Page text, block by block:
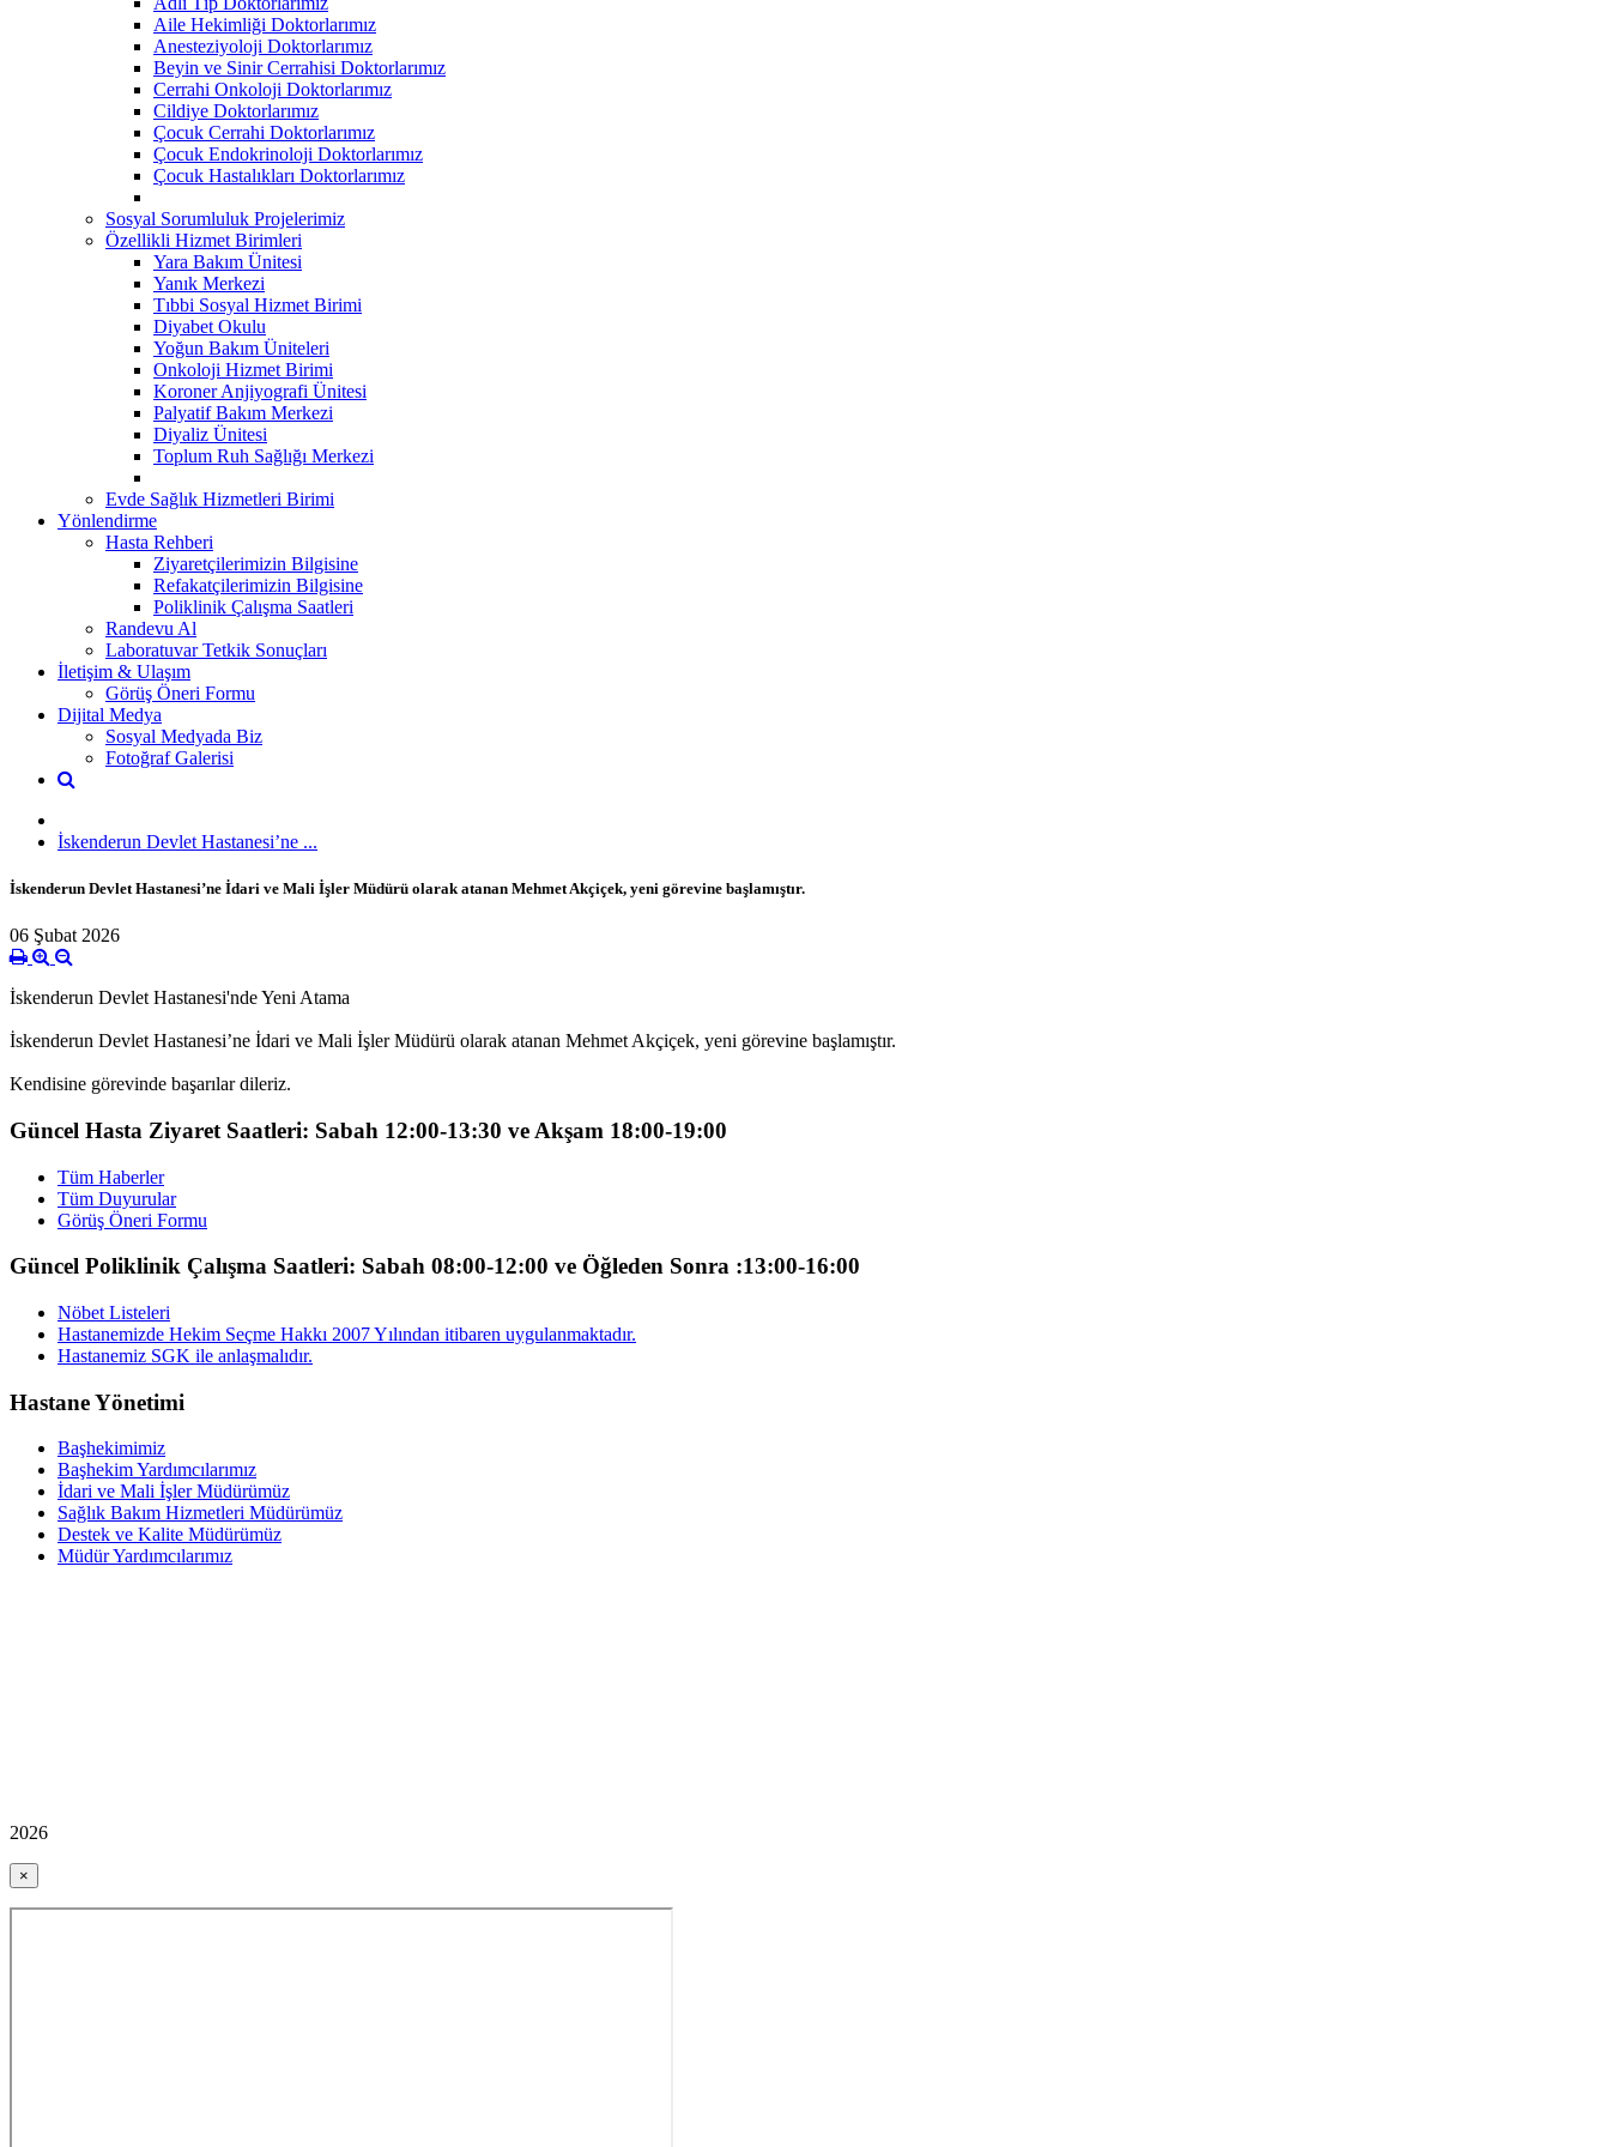
Aile Hekimliği Doktorlarımız
Anesteziyoloji Doktorlarımız
Beyin ve Sinir Cerrahisi Doktorlarımız
Cerrahi Onkoloji Doktorlarımız
Cildiye Doktorlarımız
Çocuk Cerrahi Doktorlarımız
Çocuk Endokrinoloji Doktorlarımız
Çocuk Hastalıkları Doktorlarımız
Sosyal Sorumluluk Projelerimiz
Özellikli Hizmet Birimleri
Yara Bakım Ünitesi
Yanık Merkezi
Tıbbi Sosyal Hizmet Birimi
Diyabet Okulu
Yoğun Bakım Üniteleri
Onkoloji Hizmet Birimi
Koroner Anjiyografi Ünitesi
Palyatif Bakım Merkezi
Diyaliz Ünitesi
Toplum Ruh Sağlığı Merkezi
Evde Sağlık Hizmetleri Birimi
Yönlendirme
Hasta Rehberi
Ziyaretçilerimizin Bilgisine
Refakatçilerimizin Bilgisine
Poliklinik Çalışma Saatleri
Randevu Al
Laboratuvar Tetkik Sonuçları
İletişim & Ulaşım
Görüş Öneri Formu
Dijital Medya
Sosyal Medyada Biz
Fotoğraf Galerisi
İskenderun Devlet Hastanesi’ne ...
İskenderun Devlet Hastanesi’ne İdari ve Mali İşler Müdürü olarak atanan Mehmet Akçiçek, yeni görevine başlamıştır.
06 Şubat 2026
İskenderun Devlet Hastanesi'nde Yeni Atama
İskenderun Devlet Hastanesi’ne İdari ve Mali İşler Müdürü olarak atanan Mehmet Akçiçek, yeni görevine başlamıştır.
Kendisine görevinde başarılar dileriz.
Güncel Hasta Ziyaret Saatleri: Sabah 12:00-13:30 ve Akşam 18:00-19:00
Tüm Haberler
Tüm Duyurular
Görüş Öneri Formu
Güncel Poliklinik Çalışma Saatleri: Sabah 08:00-12:00 ve Öğleden Sonra :13:00-16:00
Nöbet Listeleri
Hastanemizde Hekim Seçme Hakkı 2007 Yılından itibaren uygulanmaktadır.
Hastanemiz SGK ile anlaşmalıdır.
Hastane Yönetimi
Başhekimimiz
Başhekim Yardımcılarımız
İdari ve Mali İşler Müdürümüz
Sağlık Bakım Hizmetleri Müdürümüz
Destek ve Kalite Müdürümüz
Müdür Yardımcılarımız
2026
×